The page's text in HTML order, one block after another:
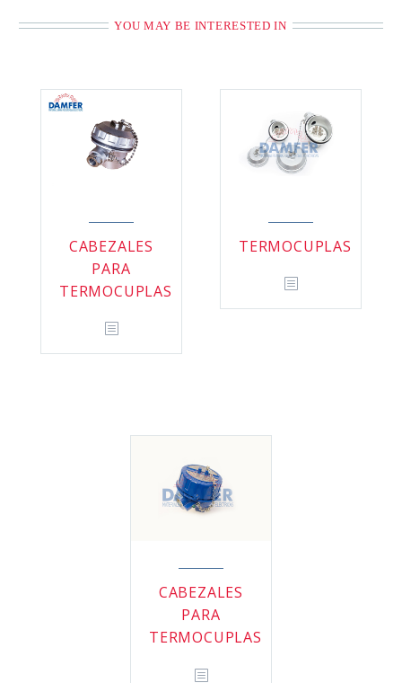
YOU MAY BE INTERESTED IN
CABEZALES
PARA
TERMOCUPLAS
TERMOCUPLAS
CABEZALES
PARA
TERMOCUPLAS